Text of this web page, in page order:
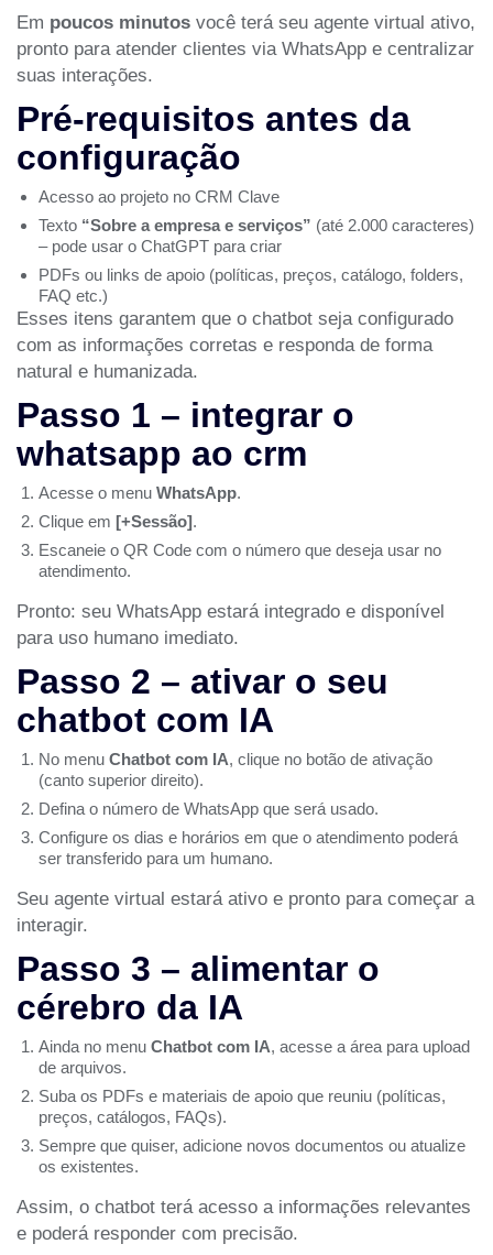
Em poucos minutos você terá seu agente virtual ativo,
pronto para atender clientes via WhatsApp e centralizar
suas interações.
Pré-requisitos antes da
configuração
Acesso ao projeto no CRM Clave
Texto “Sobre a empresa e serviços” (até 2.000 caracteres)
– pode usar o ChatGPT para criar
PDFs ou links de apoio (políticas, preços, catálogo, folders,
FAQ etc.)
Esses itens garantem que o chatbot seja configurado
com as informações corretas e responda de forma
natural e humanizada.
Passo 1 – integrar o
whatsapp ao crm
Acesse o menu WhatsApp.
Clique em [+Sessão].
Escaneie o QR Code com o número que deseja usar no
atendimento.
Pronto: seu WhatsApp estará integrado e disponível
para uso humano imediato.
Passo 2 – ativar o seu
chatbot com IA
No menu Chatbot com IA, clique no botão de ativação
(canto superior direito).
Defina o número de WhatsApp que será usado.
Configure os dias e horários em que o atendimento poderá
ser transferido para um humano.
Seu agente virtual estará ativo e pronto para começar a
interagir.
Passo 3 – alimentar o
cérebro da IA
Ainda no menu Chatbot com IA, acesse a área para upload
de arquivos.
Suba os PDFs e materiais de apoio que reuniu (políticas,
preços, catálogos, FAQs).
Sempre que quiser, adicione novos documentos ou atualize
os existentes.
Assim, o chatbot terá acesso a informações relevantes
e poderá responder com precisão.